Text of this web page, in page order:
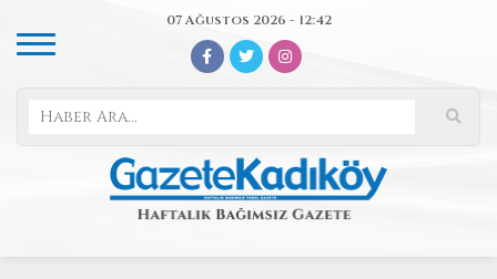
07 Ağustos 2026 - 12:42